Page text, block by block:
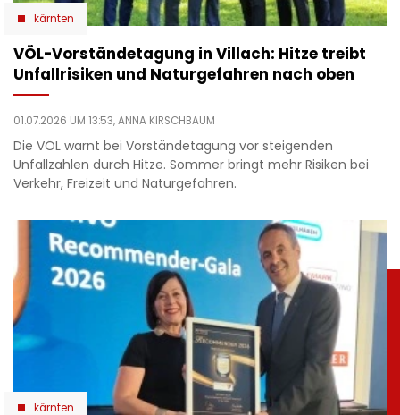
kärnten
VÖL-Vorständetagung in Villach: Hitze treibt
Unfallrisiken und Naturgefahren nach oben
01.07.2026 UM 13:53,ANNA KIRSCHBAUM
Die VÖL warnt bei Vorständetagung vor steigenden
Unfallzahlen durch Hitze. Sommer bringt mehr Risiken bei
Verkehr, Freizeit und Naturgefahren.
kärnten